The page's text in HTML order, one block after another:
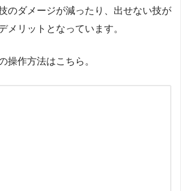
のダメージが減ったり、出せない技が
メリットとなっています。
操作方法はこちら。